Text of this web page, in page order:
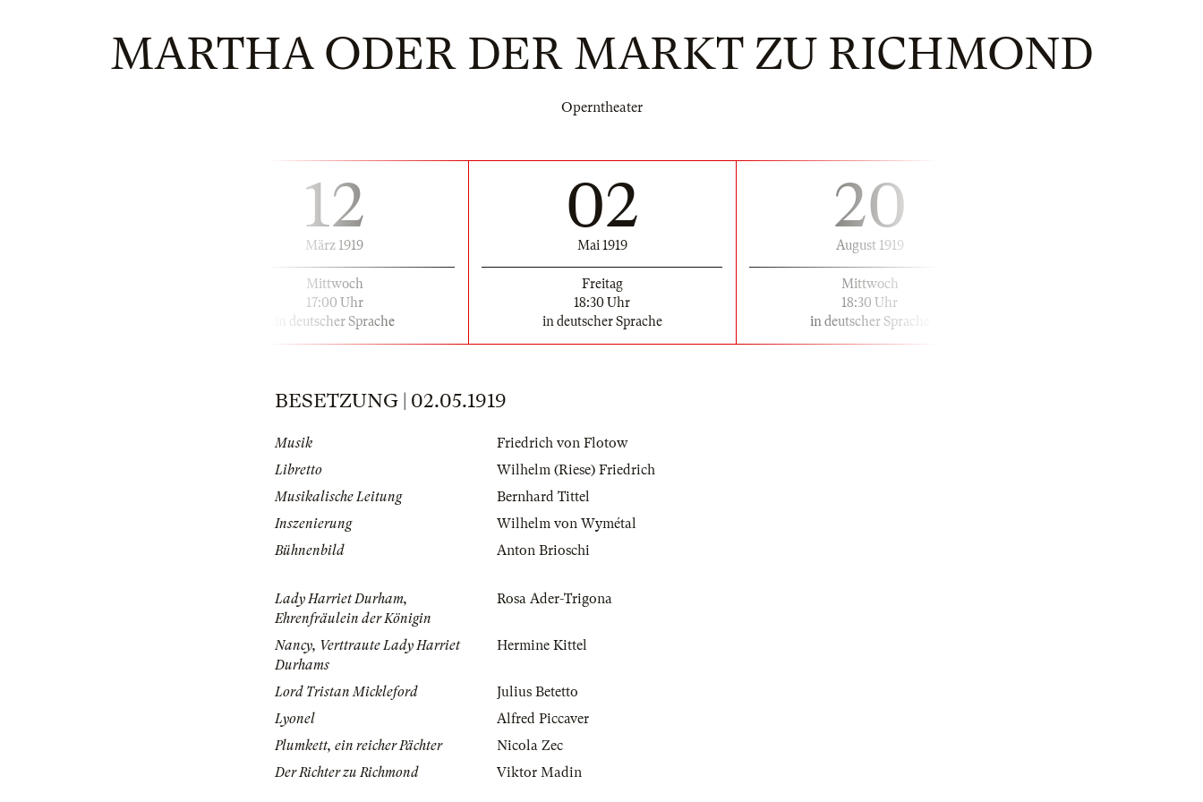
MARTHA ODER DER MARKT ZU RICHMOND
Operntheater
12
März 1919
Mittwoch
17:00 Uhr
in deutscher Sprache
02
Mai 1919
Freitag
18:30 Uhr
in deutscher Sprache
20
August 1919
Mittwoch
18:30 Uhr
in deutscher Sprache
BESETZUNG | 02.05.1919
Musik
Friedrich von Flotow
Libretto
Wilhelm (Riese) Friedrich
Musikalische Leitung
Bernhard Tittel
Inszenierung
Wilhelm von Wymétal
Bühnenbild
Anton Brioschi
Lady Harriet Durham,
Ehrenfräulein der Königin
Rosa Ader-Trigona
Nancy, Verttraute Lady Harriet
Durhams
Hermine Kittel
Lord Tristan Mickleford
Julius Betetto
Lyonel
Alfred Piccaver
Plumkett, ein reicher Pächter
Nicola Zec
Der Richter zu Richmond
Viktor Madin